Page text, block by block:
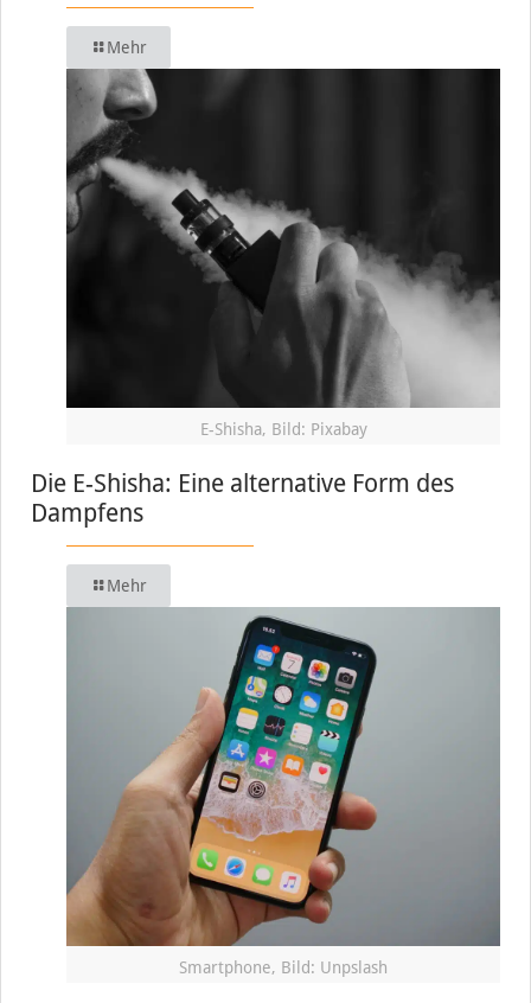
Mehr
E-Shisha, Bild: Pixabay
Die E-Shisha: Eine alternative Form des
Dampfens
Mehr
Smartphone, Bild: Unpslash